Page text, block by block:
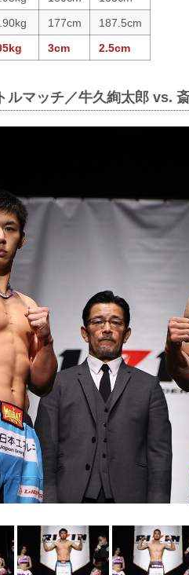
177cm
187.5cm
3cm 2.5cm
ルマッチ／牛久絢太郎 vs.